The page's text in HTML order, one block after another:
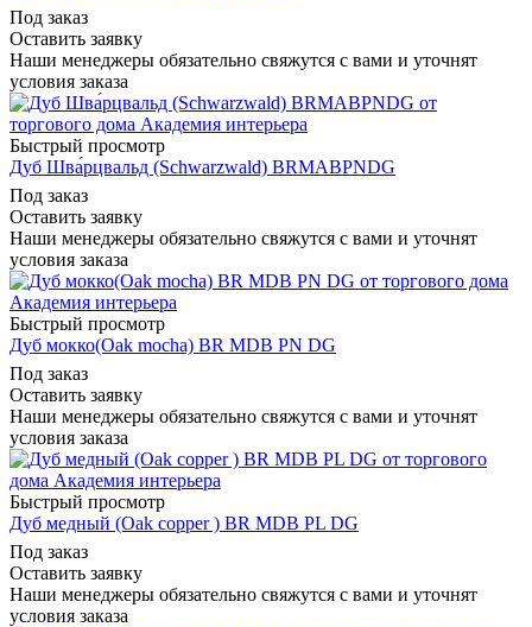
Под заказ
Оставить заявку
Наши менеджеры обязательно свяжутся с вами и уточнят
условия заказа
Быстрый просмотр
Дуб Шва́рцвальд (Schwarzwald) BRMABPNDG
Под заказ
Оставить заявку
Наши менеджеры обязательно свяжутся с вами и уточнят
условия заказа
Быстрый просмотр
Дуб мокко(Oak mocha) BR MDB PN DG
Под заказ
Оставить заявку
Наши менеджеры обязательно свяжутся с вами и уточнят
условия заказа
Быстрый просмотр
Дуб медный (Oak copper ) BR MDB PL DG
Под заказ
Оставить заявку
Наши менеджеры обязательно свяжутся с вами и уточнят
условия заказа